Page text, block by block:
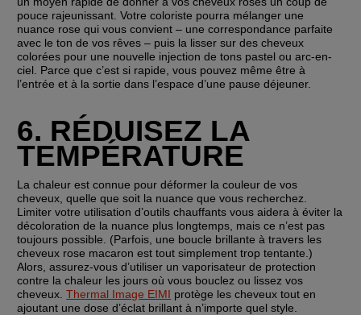
pouce rajeunissant. Votre coloriste pourra mélanger une
nuance rose qui vous convient – une correspondance parfaite
avec le ton de vos rêves – puis la lisser sur des cheveux
colorées pour une nouvelle injection de tons pastel ou arc-en-
ciel. Parce que c’est si rapide, vous pouvez même être à
l’entrée et à la sortie dans l’espace d’une pause déjeuner.
6. RÉDUISEZ LA
TEMPÉRATURE
La chaleur est connue pour déformer la couleur de vos
cheveux, quelle que soit la nuance que vous recherchez.
Limiter votre utilisation d’outils chauffants vous aidera à éviter la
décoloration de la nuance plus longtemps, mais ce n’est pas
toujours possible. (Parfois, une boucle brillante à travers les
cheveux rose macaron est tout simplement trop tentante.)
Alors, assurez-vous d’utiliser un vaporisateur de protection
contre la chaleur les jours où vous bouclez ou lissez vos
cheveux. Thermal Image EIMI protège les cheveux tout en
ajoutant une dose d’éclat brillant à n’importe quel style.